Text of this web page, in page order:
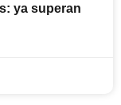
ya superan